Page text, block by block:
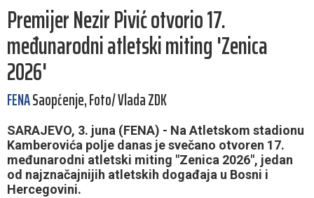
Premijer Nezir Pivić otvorio 17.
međunarodni atletski miting 'Zenica
2026'
FENASaopćenje, Foto/ Vlada ZDK
SARAJEVO, 3. juna (FENA) - Na Atletskom stadionu
Kamberovića polje danas je svečano otvoren 17.
međunarodni atletski miting "Zenica 2026", jedan
od najznačajnijih atletskih događaja u Bosni i
Hercegovini.